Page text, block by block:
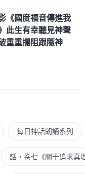
《國度福音傳進我
此生有幸聽見神聲
重攔阻跟隨神
每日神話朗誦系列
話・卷七《關于追求真